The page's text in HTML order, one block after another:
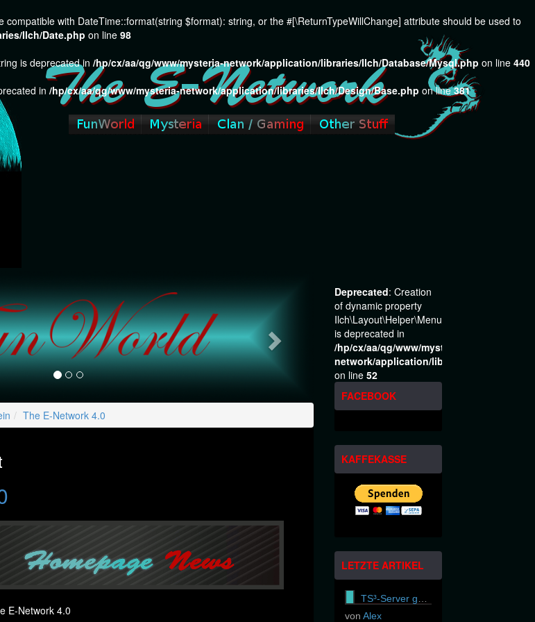
with DateTime::format(string $format): string, or the #[\ReturnTypeWillChange] attribute should be used to
Ilch/Date.php on line 98
is deprecated in /hp/cx/aa/qg/www/mysteria-network/application/libraries/Ilch/Database/Mysql.php on line 440
in /hp/cx/aa/qg/www/mysteria-network/application/libraries/Ilch/Design/Base.php on line381
The E-Network 4.0
E-Network 4.0
Deprecated: Creation
of dynamic property
Ilch\Layout\Helper\Menu\Model::$layout
is deprecated in
/hp/cx/aa/qg/www/mysteria-
network/application/libraries/Ilch/Layout/
on line52
FACEBOOK
KAFFEKASSE
LETZTE ARTIKEL
vonAlex